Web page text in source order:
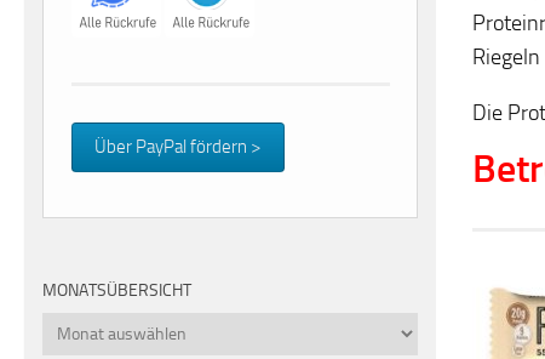
Die
Über PayPal fördern >
MONATSÜBERSICHT
Monatsübersicht